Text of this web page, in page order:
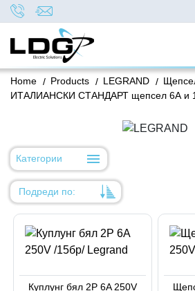
/
Home /
Products /
LEGRAND
ИТАЛИАНСКИ СТАНДАРТ щепсел 6А и
Категории
Подреди по:
Име
Куплунг бял 2P 6A 250V